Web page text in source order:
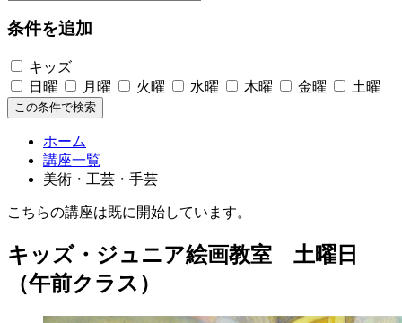
条件を追加
キッズ
日曜
月曜 火曜 水曜 木曜 金曜 土曜
この条件で検索
ホーム
講座一覧
美術・工芸・手芸
こちらの講座は既に開始しています。
キッズ・ジュニア絵画教室 土曜日
（午前クラス）